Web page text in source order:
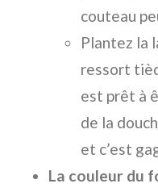
couteau
Plantez la
ressort
est prêt à
de la
et c’est
La couleur du